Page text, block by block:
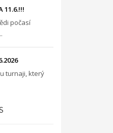
11.6.!!!
počasí
turnaji, který